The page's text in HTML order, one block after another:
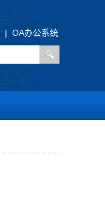
| OA办公系统